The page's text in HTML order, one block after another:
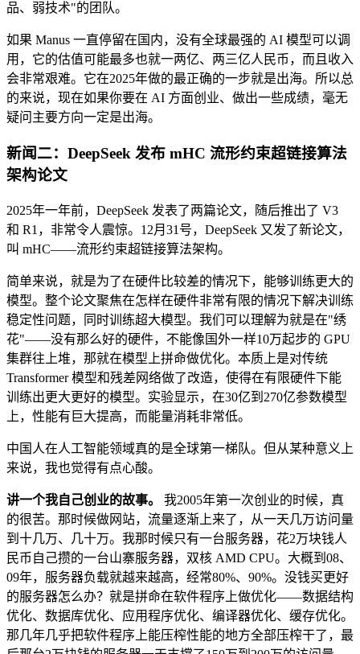
品、弱技术"的团队。
如果 Manus 一直停留在国内，没有全球最强的 AI 模型可以调
用，它的估值可能最多也就一两亿、两三亿人民币，而且收入
会非常艰难。它在2025年做的最正确的一步就是出海。所以总
的来说，现在如果你要在 AI 方面创业、做出一些成绩，毫无
疑问主要方向一定是出海。
新闻二：DeepSeek 发布 mHC 流形约束超链接算法
架构论文
2025年一年前，DeepSeek 发表了两篇论文，随后推出了 V3
和 R1，非常令人震惊。12月31号，DeepSeek 又发了新论文，
叫 mHC——流形约束超链接算法架构。
简单来说，就是为了在硬件比较差的情况下，能够训练更大的
模型。整个论文聚焦在怎样在硬件非常有限的情况下解决训练
稳定性问题，同时训练超大模型。我们可以理解为就是在"绣
花"——没有那么好的硬件，不能像国外一样10万起步的 GPU
集群往上堆，那就在模型上拼命做优化。本质上是对传统
Transformer 模型和残差网络做了改造，使得在有限硬件下能
训练出更大更好的模型。实验显示，在30亿到270亿参数模型
上，性能有巨大提高，而能量消耗非常低。
中国人在人工智能领域真的是全球第一梯队。但从某种意义上
来说，我也觉得有点心酸。
讲一个我自己创业的故事。
我2005年第一次创业的时候，真
的很苦。那时候做网站，流量逐渐上来了，从一天几万访问量
到十几万、几十万。我那时候只有一台服务器，花2万块钱人
民币自己攒的一台山寨服务器，双核 AMD CPU。大概到08、
09年，服务器负载就越来越高，经常80%、90%。没钱买更好
的服务器怎么办？就是拼命在软件程序上做优化——数据结构
优化、数据库优化、应用程序优化、编译器优化、缓存优化。
那几年几乎把软件程序上能压榨性能的地方全部压榨干了，最